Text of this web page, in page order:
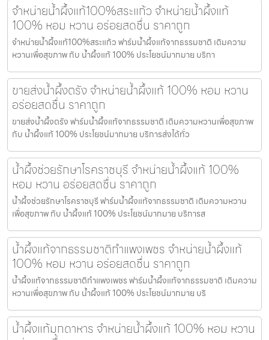
จำหน่ายน้ำผึ้งแท้100%สระแก้ว จำหน่ายน้ำผึ้งแท้
100% หอม หวาน อร่อยสดชื่น ราคาถูก
จำหน่ายน้ำผึ้งแท้100%สระแก้ว ฟาร์มน้ำผึ้งแท้จากธรรมชาติ เติมความ
หวานเพื่อสุขภาพ กับ น้ำผึ้งแท้ 100% ประโยชน์มากมาย บริกา
ขายส่งน้ำผึ้งตรัง จำหน่ายน้ำผึ้งแท้ 100% หอม หวาน
อร่อยสดชื่น ราคาถูก
ขายส่งน้ำผึ้งตรัง ฟาร์มน้ำผึ้งแท้จากธรรมชาติ เติมความหวานเพื่อสุขภาพ
กับ น้ำผึ้งแท้ 100% ประโยชน์มากมาย บริการส่งได้ทั่ว
น้ำผึ้งช่วยรักษาโรคราชบุรี จำหน่ายน้ำผึ้งแท้ 100%
หอม หวาน อร่อยสดชื่น ราคาถูก
น้ำผึ้งช่วยรักษาโรคราชบุรี ฟาร์มน้ำผึ้งแท้จากธรรมชาติ เติมความหวาน
เพื่อสุขภาพ กับ น้ำผึ้งแท้ 100% ประโยชน์มากมาย บริการส
น้ำผึ้งแท้จากธรรมชาติกำแพงเพชร จำหน่ายน้ำผึ้งแท้
100% หอม หวาน อร่อยสดชื่น ราคาถูก
น้ำผึ้งแท้จากธรรมชาติกำแพงเพชร ฟาร์มน้ำผึ้งแท้จากธรรมชาติ เติมความ
หวานเพื่อสุขภาพ กับ น้ำผึ้งแท้ 100% ประโยชน์มากมาย บริ
น้ำผึ้งแท้มุกดาหาร จำหน่ายน้ำผึ้งแท้ 100% หอม หวาน